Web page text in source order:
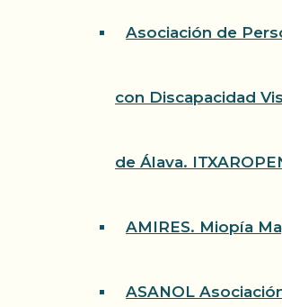
Asociación de
con Discapacidad
de Álava.
AMIRES. Miopía
ASANOL